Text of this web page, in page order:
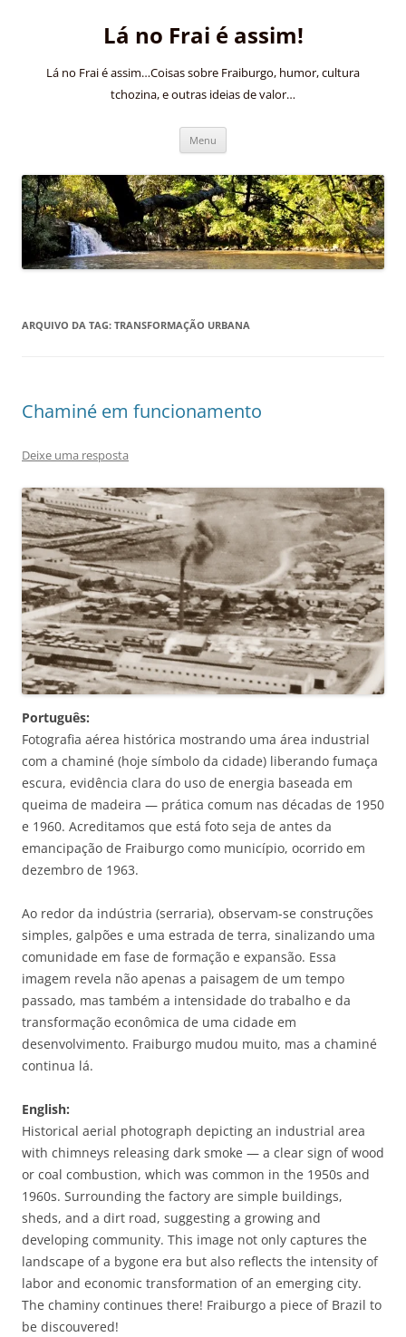
Lá no Frai é assim!
Lá no Frai é assim…Coisas sobre Fraiburgo, humor, cultura
tchozina, e outras ideias de valor…
Menu
ARQUIVO DA TAG: TRANSFORMAÇÃO URBANA
Chaminé em funcionamento
Deixe uma resposta
Português:
Fotografia aérea histórica mostrando uma área industrial
com a chaminé (hoje símbolo da cidade) liberando fumaça
escura, evidência clara do uso de energia baseada em
queima de madeira — prática comum nas décadas de 1950
e 1960. Acreditamos que está foto seja de antes da
emancipação de Fraiburgo como município, ocorrido em
dezembro de 1963.
Ao redor da indústria (serraria), observam-se construções
simples, galpões e uma estrada de terra, sinalizando uma
comunidade em fase de formação e expansão. Essa
imagem revela não apenas a paisagem de um tempo
passado, mas também a intensidade do trabalho e da
transformação econômica de uma cidade em
desenvolvimento. Fraiburgo mudou muito, mas a chaminé
continua lá.
English:
Historical aerial photograph depicting an industrial area
with chimneys releasing dark smoke — a clear sign of wood
or coal combustion, which was common in the 1950s and
1960s. Surrounding the factory are simple buildings,
sheds, and a dirt road, suggesting a growing and
developing community. This image not only captures the
landscape of a bygone era but also reflects the intensity of
labor and economic transformation of an emerging city.
The chaminy continues there! Fraiburgo a piece of Brazil to
be discouvered!